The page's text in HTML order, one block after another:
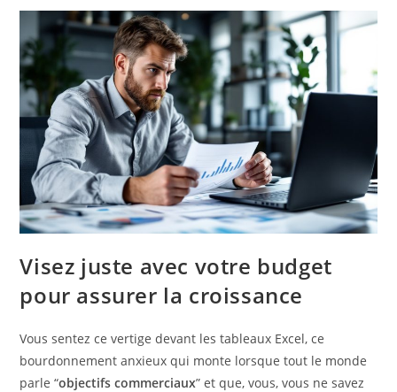
Visez juste avec votre budget
pour assurer la croissance
Vous sentez ce vertige devant les tableaux Excel, ce
bourdonnement anxieux qui monte lorsque tout le monde
parle “objectifs commerciaux” et que, vous, vous ne savez